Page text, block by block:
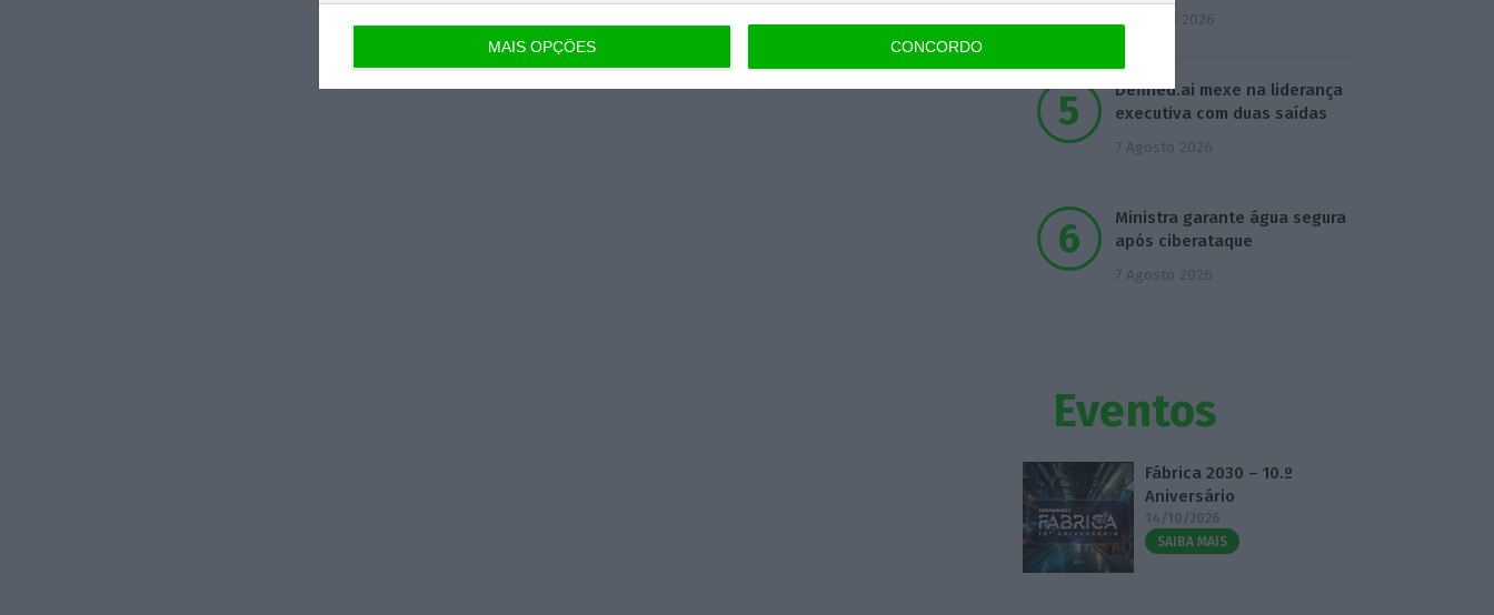
MAIS OPÇÕES CONCORDO
6 Agosto 2026
Defined.ai mexe na liderança
executiva com duas saídas
7 Agosto 2026
Ministra garante água segura
após ciberataque
7 Agosto 2026
Eventos
Fábrica 2030 – 10.º
Aniversário
14/10/2026
SAIBA MAIS